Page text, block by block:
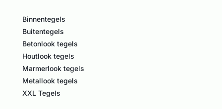
Binnentegels
Buitentegels
Betonlook tegels
Houtlook tegels
Marmerlook tegels
Metallook tegels
XXL Tegels